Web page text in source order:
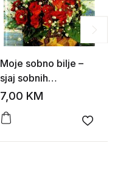
Moje sobno bilje –
sjaj sobnih
aranžmana
7,00 KM
Add to